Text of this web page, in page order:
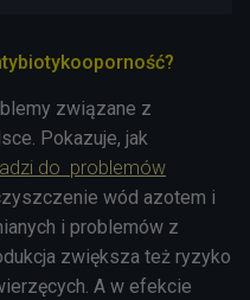
związane z
Pokazuje, jak
do problemów
wód azotem i
i problemów z
zwiększa też ryzyko
A w efekcie